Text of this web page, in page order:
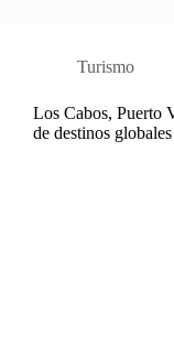
Turismo
Los Cabos, Puerto
de destinos